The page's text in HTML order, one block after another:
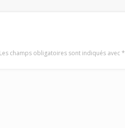
Les champs obligatoires sont indiqués avec*